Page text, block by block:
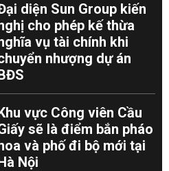
diện Sun Group kiến
cho phép kế thừa
vụ tài chính khi
nhượng dự án
vực Công viên Cầu
sẽ là điểm bắn pháo
và phố đi bộ mới tại
Nội